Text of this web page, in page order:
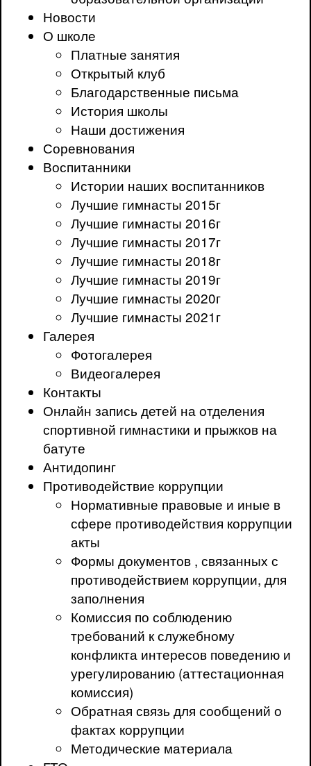
Новости
О школе
Платные занятия
Открытый клуб
Благодарственные письма
История школы
Наши достижения
Соревнования
Воспитанники
Истории наших воспитанников
Лучшие гимнасты 2015г
Лучшие гимнасты 2016г
Лучшие гимнасты 2017г
Лучшие гимнасты 2018г
Лучшие гимнасты 2019г
Лучшие гимнасты 2020г
Лучшие гимнасты 2021г
Галерея
Фотогалерея
Видеогалерея
Контакты
Онлайн запись детей на отделения
спортивной гимнастики и прыжков на
батуте
Антидопинг
Противодействие коррупции
Нормативные правовые и иные в
сфере противодействия коррупции
акты
Формы документов , связанных с
противодействием коррупции, для
заполнения
Комиссия по соблюдению
требований к служебному
конфликта интересов поведению и
урегулированию (аттестационная
комиссия)
Обратная связь для сообщений о
фактах коррупции
Методические материала